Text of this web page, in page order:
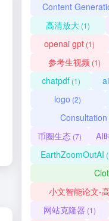
Content
高清放大 (1)
openai gpt (1)
参考生视频 (1)
chatpdf(1)
logo (2)
币圈生态 (7) AI
EarthZoomOutAI
小文智能论文-
网站克隆器 (1)